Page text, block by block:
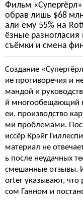
Фильм
обрав лишь $68
али ему 55% на
ёзные
съёмки и смена
Создание
ие противоречия и
мандой и
й многообещающий
еи, производство
ми проблемами.
иссёр Крэйг
материал не
ь после неудачных
смешанные отзывы.
orter указывают, что
сом Ганном и